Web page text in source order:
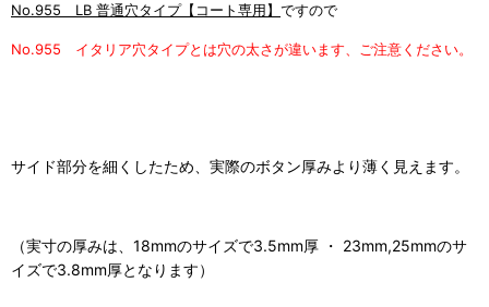
No.955 LB 普通穴タイプ【コート専用】 ですので
No.955 イタリア穴タイプとは穴の太さが違います、ご注意ください。
サイド部分を細くしたため、実際のボタン厚みより薄く見えます。
（実寸の厚みは、18mmのサイズで3.5mm厚 ・ 23mm,25mmのサ
イズで3.8mm厚となります）